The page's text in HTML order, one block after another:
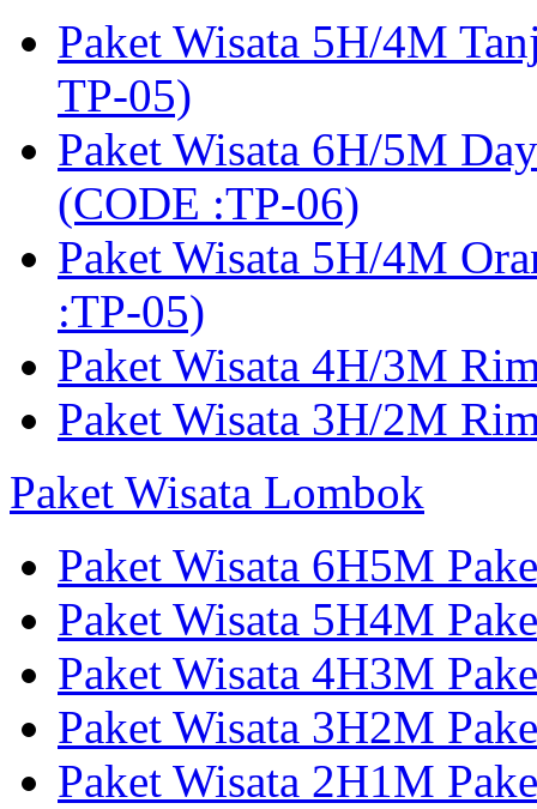
Paket Wisata 5H/4M
TP-05)
Paket Wisata 6H/5M
(CODE :TP-06)
Paket Wisata 5H/4M
:TP-05)
Paket Wisata 4H/3M
Paket Wisata 3H/2M
Paket Wisata Lombok
Paket Wisata 6H5M
Paket Wisata 5H4M
Paket Wisata 4H3M
Paket Wisata 3H2M
Paket Wisata 2H1M